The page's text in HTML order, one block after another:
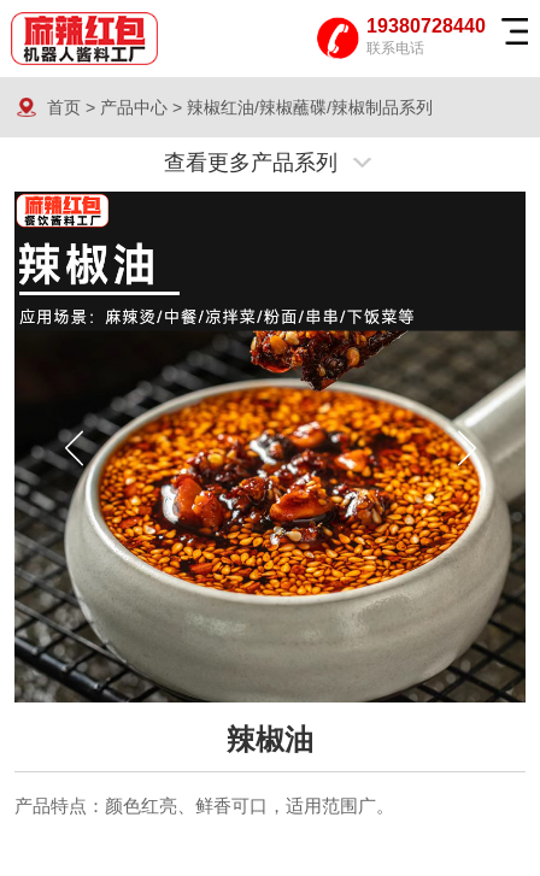
19380728440
联系电话
首页> 产品中心> 辣椒红油/辣椒蘸碟/辣椒制品系列
查看更多产品系列
辣椒油
产品特点：颜色红亮、鲜香可口，适用范围广。